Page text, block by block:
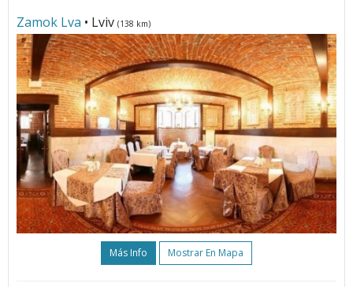
Zamok Lva • Lviv (138 km)
Más Info Mostrar En Mapa